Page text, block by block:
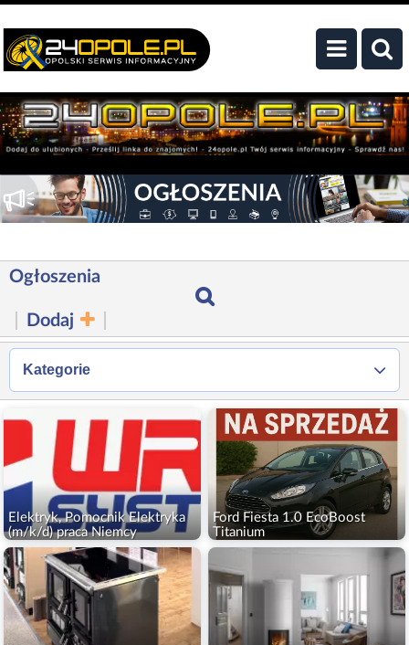
Ogłoszenia
Dodaj
Kategorie
Elektryk, Pomocnik Elektryka
(m/k/d) praca Niemcy
Ford Fiesta 1.0 EcoBoost
Titanium